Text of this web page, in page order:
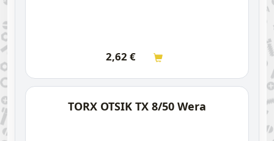
2,62 €
TORX OTSIK TX 8/50 Wera